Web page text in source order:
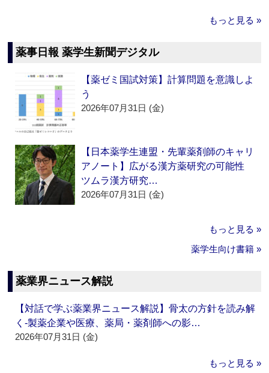
もっと見る »
薬事日報 薬学生新聞デジタル
【薬ゼミ国試対策】計算問題を意識しよ
う
2026年07月31日 (金)
【日本薬学生連盟・先輩薬剤師のキャリ
アノート】広がる漢方薬研究の可能性
ツムラ漢方研究…
2026年07月31日 (金)
もっと見る »
薬学生向け書籍 »
薬業界ニュース解説
【対話で学ぶ薬業界ニュース解説】骨太の方針を読み解
く‐製薬企業や医療、薬局・薬剤師への影…
2026年07月31日 (金)
もっと見る »